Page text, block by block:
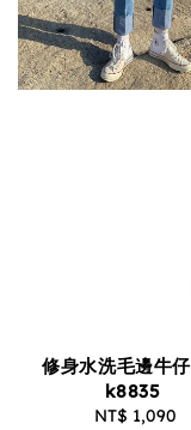
修身水洗毛邊牛
k8835
NT$ 1,090